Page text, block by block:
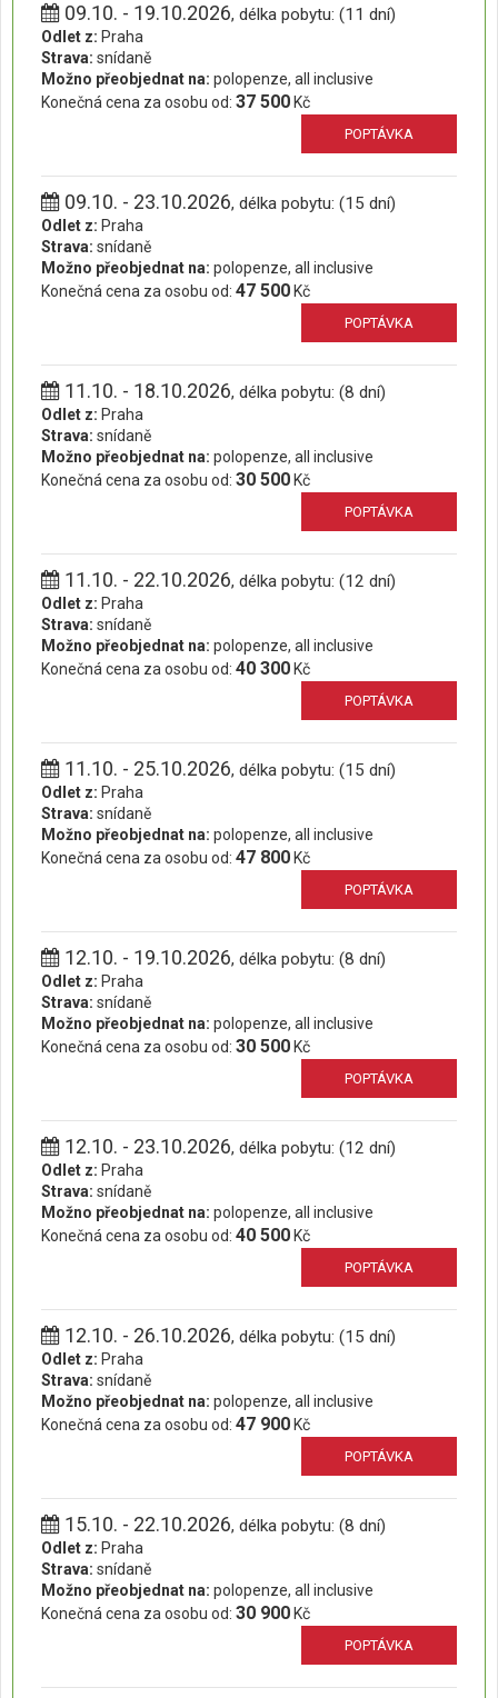
09.10. - 19.10.2026, délka pobytu: (11 dní)
Odlet z: Praha
Strava: snídaně
Možno přeobjednat na: polopenze, all inclusive
Konečná cena za osobu od: 37 500 Kč
POPTÁVKA
09.10. - 23.10.2026, délka pobytu: (15 dní)
Odlet z: Praha
Strava: snídaně
Možno přeobjednat na: polopenze, all inclusive
Konečná cena za osobu od: 47 500 Kč
POPTÁVKA
11.10. - 18.10.2026, délka pobytu: (8 dní)
Odlet z: Praha
Strava: snídaně
Možno přeobjednat na: polopenze, all inclusive
Konečná cena za osobu od: 30 500 Kč
POPTÁVKA
11.10. - 22.10.2026, délka pobytu: (12 dní)
Odlet z: Praha
Strava: snídaně
Možno přeobjednat na: polopenze, all inclusive
Konečná cena za osobu od: 40 300 Kč
POPTÁVKA
11.10. - 25.10.2026, délka pobytu: (15 dní)
Odlet z: Praha
Strava: snídaně
Možno přeobjednat na: polopenze, all inclusive
Konečná cena za osobu od: 47 800 Kč
POPTÁVKA
12.10. - 19.10.2026, délka pobytu: (8 dní)
Odlet z: Praha
Strava: snídaně
Možno přeobjednat na: polopenze, all inclusive
Konečná cena za osobu od: 30 500 Kč
POPTÁVKA
12.10. - 23.10.2026, délka pobytu: (12 dní)
Odlet z: Praha
Strava: snídaně
Možno přeobjednat na: polopenze, all inclusive
Konečná cena za osobu od: 40 500 Kč
POPTÁVKA
12.10. - 26.10.2026, délka pobytu: (15 dní)
Odlet z: Praha
Strava: snídaně
Možno přeobjednat na: polopenze, all inclusive
Konečná cena za osobu od: 47 900 Kč
POPTÁVKA
15.10. - 22.10.2026, délka pobytu: (8 dní)
Odlet z: Praha
Strava: snídaně
Možno přeobjednat na: polopenze, all inclusive
Konečná cena za osobu od: 30 900 Kč
POPTÁVKA